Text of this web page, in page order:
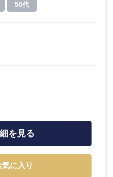
50代
を見る
気に入り